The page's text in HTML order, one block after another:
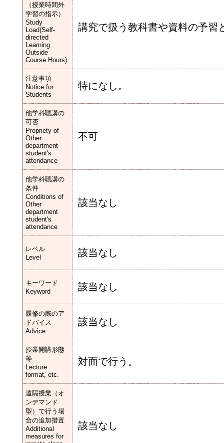
（授業時間外
学習の指示）
Study
Load(Self-
directed
Learning
Outside
Course Hours)
講究で扱う教科書や資料の予習
注意事項
Notice for
Students
特になし。
他学科聴講の
可否
Propriety of
Other
department
student's
attendance
不可
他学科聴講の
条件
Conditions of
Other
department
student's
attendance
該当なし
レベル
Level
該当なし
キーワード
Keyword
該当なし
履修の際のア
ドバイス
Advice
該当なし
授業開講形態
等
Lecture
format, etc.
対面で行う。
遠隔授業（オ
ンデマンド
型）で行う場
合の追加措置
Additional
measures for
該当なし